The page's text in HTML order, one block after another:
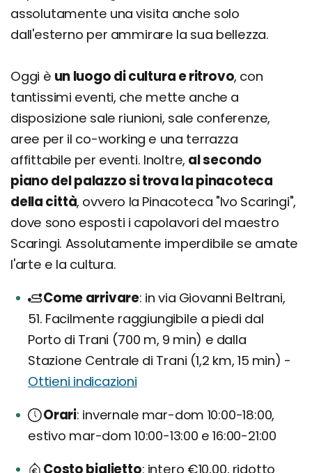
assolutamente una visita anche solo
dall'esterno per ammirare la sua bellezza.
Oggi è un luogo di cultura e ritrovo, con
tantissimi eventi, che mette anche a
disposizione sale riunioni, sale conferenze,
aree per il co-working e una terrazza
affittabile per eventi. Inoltre, al secondo
piano del palazzo si trova la pinacoteca
della città, ovvero la Pinacoteca "Ivo Scaringi",
dove sono esposti i capolavori del maestro
Scaringi. Assolutamente imperdibile se amate
l'arte e la cultura.
Come arrivare in via Giovanni Beltrani,
51. Facilmente raggiungibile a piedi dal
Porto di Trani (700 m, 9 min) e dalla
Stazione Centrale di Trani (1,2 km, 15 min) -
Ottieni indicazioni
Orari invernale mar-dom 10:00-18:00,
estivo mar-dom 10:00-13:00 e 16:00-21:00
Costo biglietto intero €10,00, ridotto